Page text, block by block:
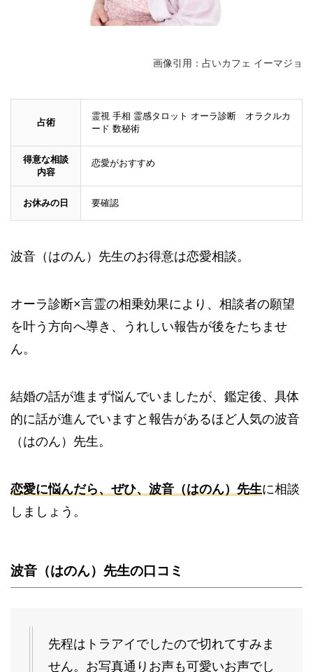
画像引用：占いカフェ イーマジョ
占術
霊視 手相 霊感タロット オーラ診断 オラクルカ
ード 数秘術
得意な相談
内容
恋愛がおすすめ
お休みの日 要確認
波音（はのん）先生のお得意は恋愛相談。
オーラ診断×言霊の相乗効果により、相談者の願望
を叶う方向へ導き、うれしい報告が後をたちませ
ん。
結婚の話が進まず悩んでいましたが、鑑定後、具体
的に話が進んでいますと報告があるほど人気の波音
（はのん）先生。
恋愛に悩んだら、ぜひ、波音（はのん）先生に相談
しましょう。
波音（はのん）先生の口コミ
先程はトラアイでしたので切れてすみま
せん。お写真通りお声も可愛いお声でし